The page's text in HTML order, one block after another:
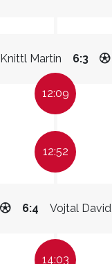
Knittl Martin 6:3
12:09
12:52
Vojtal David
6:4
14:03